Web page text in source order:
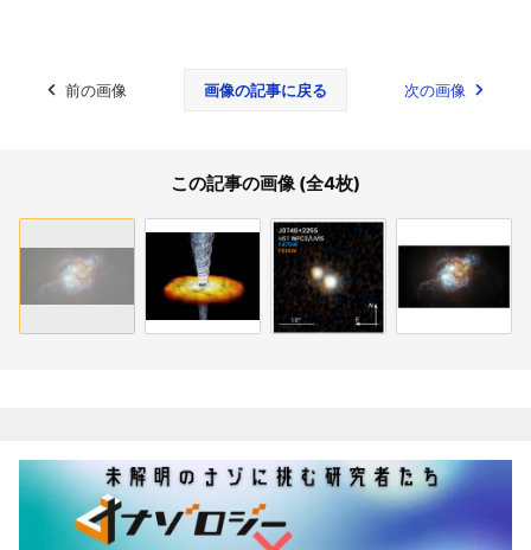
前の画像 画像の記事に戻る 次の画像
この記事の画像 (全4枚)